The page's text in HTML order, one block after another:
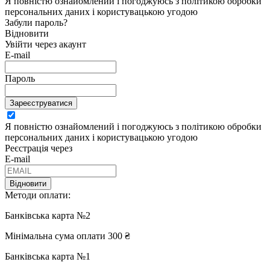
персональних даних і користувацькою угодою
Забули пароль?
Відновити
Увійти через акаунт
E-mail
Пароль
Зареєструватися
Я повністю ознайомлений і погоджуюсь з політикою обробки
персональних даних і користувацькою угодою
Реєстрація через
E-mail
Відновити
Методи оплати:
Банківська карта №2
Мінімальна сума оплати 300 ₴
Банківська карта №1